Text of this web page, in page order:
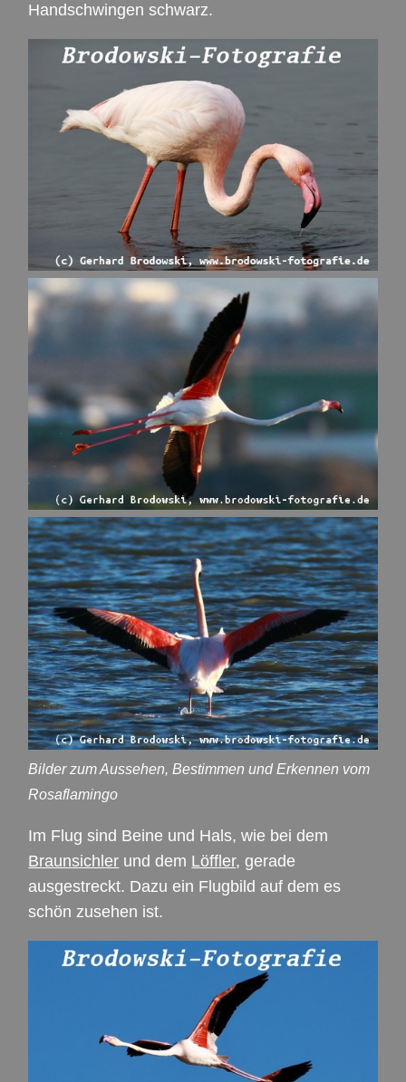
Handschwingen schwarz.
Bilder zum Aussehen, Bestimmen und Erkennen vom
Rosaflamingo
Im Flug sind Beine und Hals, wie bei dem
Braunsichler und dem Löffler, gerade
ausgestreckt. Dazu ein Flugbild auf dem es
schön zusehen ist.